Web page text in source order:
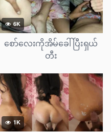
6K
စော်လေးကိုအိမ်ခေါ်ပြီးရှယ်
တီး
1K